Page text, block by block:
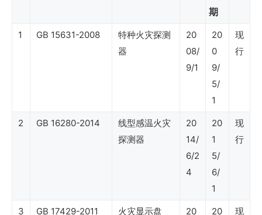
行
期
1 GB 15631-2008
特种火灾探测
器
20
08/
9/1
20
0
9/
5/
1
现
行
2 GB 16280-2014
线型感温火灾
探测器
20
14/
6/2
4
20
1
5/
6/
1
现
行
3 GB 17429-2011 火灾显示盘
20
20
现